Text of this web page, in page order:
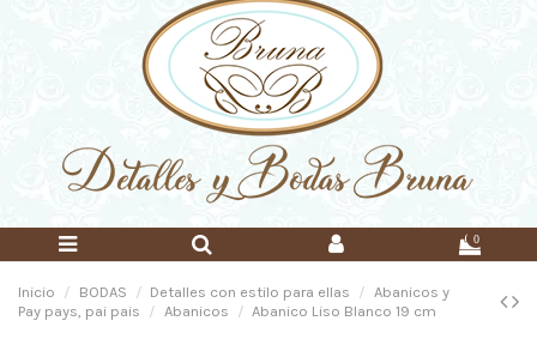
0
Inicio BODAS Detalles con estilo para ellas
Abanicos y
Pay pays, pai pais
Abanicos Abanico Liso Blanco 19 cm